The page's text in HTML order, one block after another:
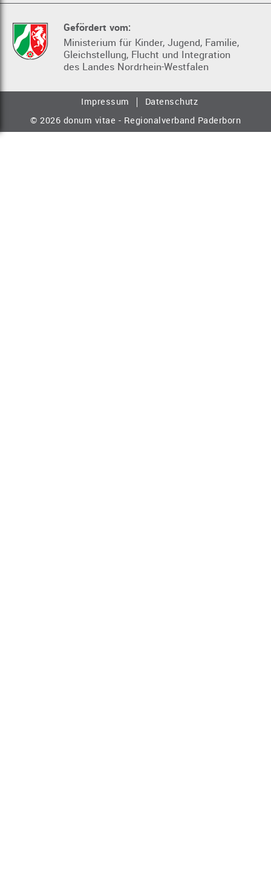
Gefördert vom:
Ministerium für Kinder, Jugend, Familie,
Gleichstellung, Flucht und Integration
des Landes Nordrhein-Westfalen
© 2026 donum vitae - Regionalverband Paderborn
Impressum Datenschutz